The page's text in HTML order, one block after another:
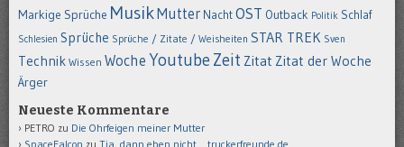
Markige Sprüche MusikMutter NachtOST Outback Politik Schlaf
Schlesien Sprüche Sprüche / Zitate / Weisheiten STAR TREK Sven
Technik Wissen Woche Youtube Zeit Zitat Zitat der Woche
Ärger
Neueste Kommentare
PETRO zu Die Ohrfeigen meiner Mutter
SpaceFalcon zu Tja, dann eben nicht… truckerfreunde.de